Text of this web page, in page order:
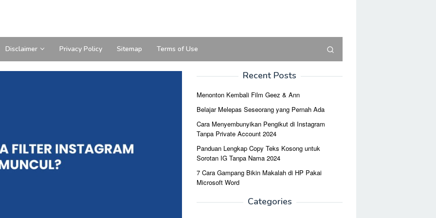
Disclaimer Privacy Policy Sitemap Terms of Use
Recent Posts
Menonton Kembali Film Geez & Ann
Belajar Melepas Seseorang yang Pernah Ada
Cara Menyembunyikan Pengikut di Instagram
Tanpa Private Account 2024
Panduan Lengkap Copy Teks Kosong untuk
Sorotan IG Tanpa Nama 2024
7 Cara Gampang Bikin Makalah di HP Pakai
Microsoft Word
Categories